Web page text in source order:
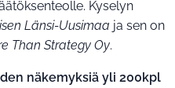
Kyselyn
Länsi-Uusimaa ja sen on
Than Strategy Oy.
näkemyksiä yli 200kpl